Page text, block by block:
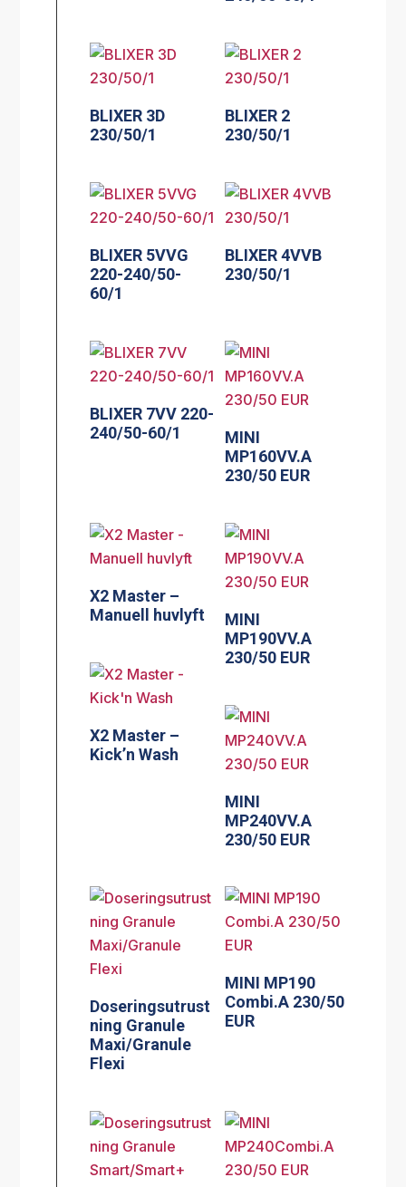
BLIXER 3D
230/50/1
BLIXER 2
230/50/1
BLIXER 5VVG
220-240/50-
60/1
BLIXER 4VVB
230/50/1
BLIXER 7VV 220-
240/50-60/1
MINI
MP160VV.A
230/50 EUR
X2 Master –
Manuell huvlyft
MINI
MP190VV.A
230/50 EUR
X2 Master –
Kick’n Wash
MINI
MP240VV.A
230/50 EUR
Doseringsutrust
ning Granule
Maxi/Granule
Flexi
MINI MP190
Combi.A 230/50
EUR